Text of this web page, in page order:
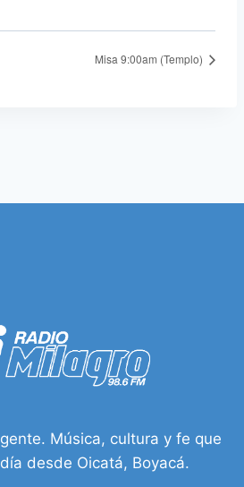
Misa 9:00am (Templo)
Música, cultura y fe que
desde Oicatá, Boyacá.